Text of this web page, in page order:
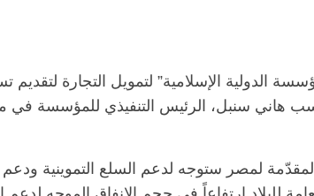
خلال عام 2023، بحسب هاني سنبل، الرئيس التنفيذي
لمصر ستوجه لدعم السلع التموينية ودعم